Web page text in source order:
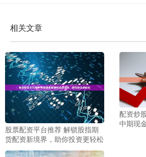
相关文章
股票配资平台推荐 解锁股指期
货配资新境界，助你投资更轻松
配资炒
中期现